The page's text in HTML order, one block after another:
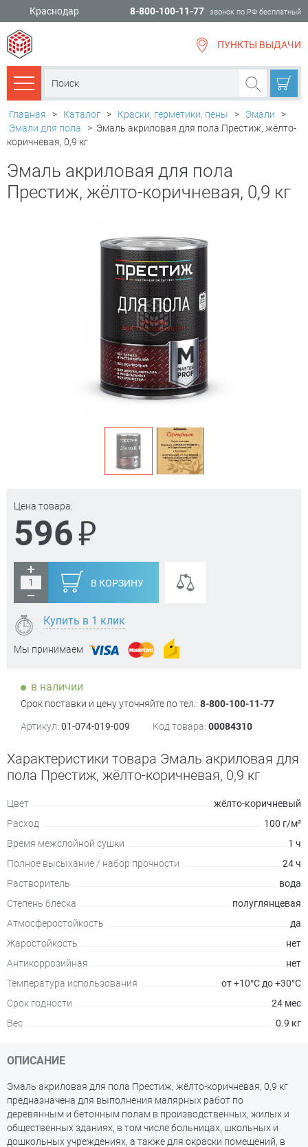
Краснодар 8-800-100-11-77 звонок по РФ бесплатный
ПУНКТЫ ВЫДАЧИ
Каталог товаров
Главная > Каталог > Краски, герметики, пены > Эмали
>
Эмали для пола
> Эмаль акриловая для пола Престиж, жёлто-
коричневая, 0,9 кг
Эмаль акриловая для пола
Престиж, жёлто-коричневая, 0,9 кг
Цена товара:
596₽
В КОРЗИНУ
Купить в 1 клик
Мы принимаем
в наличии
Срок поставки и цену уточняйте по тел.: 8-800-100-11-77
Артикул: 01-074-019-009 Код товара: 00084310
Характеристики товара Эмаль акриловая для
пола Престиж, жёлто-коричневая, 0,9 кг
Цвет
жёлто-коричневый
Расход
100 г/м²
Время межслойной сушки
1 ч
Полное высыхание / набор прочности
24 ч
Растворитель
вода
Степень блеска
полуглянцевая
Атмосферостойкость
да
Жаростойкость
нет
Антикоррозийная
нет
Температура использования
от +10°С до +30°С
Срок годности
24 мес
Вес
0.9 кг
ОПИСАНИЕ
Эмаль акриловая для пола Престиж, жёлто-коричневая, 0,9 кг
предназначена для выполнения малярных работ по
деревянным и бетонным полам в производственных, жилых и
общественных зданиях, в том числе больницах, школьных и
дошкольных учреждениях, а также для окраски помещений, в